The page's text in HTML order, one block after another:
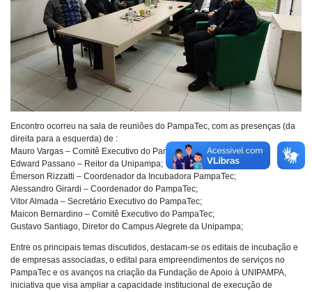
Encontro ocorreu na sala de reuniões do PampaTec, com as presenças (da
direita para a esquerda) de :
Mauro Vargas – Comitê Executivo do PampaTec;
Edward Passano – Reitor da Unipampa;
Émerson Rizzatti – Coordenador da Incubadora PampaTec;
Alessandro Girardi – Coordenador do PampaTec;
Vitor Almada – Secretário Executivo do PampaTec;
Maicon Bernardino – Comitê Executivo do PampaTec;
Gustavo Santiago, Diretor do Campus Alegrete da Unipampa;
Entre os principais temas discutidos, destacam-se os editais de incubação e
de empresas associadas, o edital para empreendimentos de serviços no
PampaTec e os avanços na criação da Fundação de Apoio à UNIPAMPA,
iniciativa que visa ampliar a capacidade institucional de execução de